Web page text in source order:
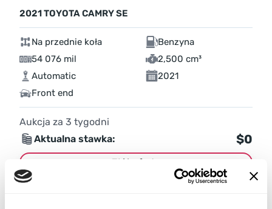
2021 TOYOTA CAMRY SE
Na przednie koła
Benzyna
54 076 mil
2,500 cm³
Automatic
2021
Front end
Aukcja za 3 tygodni
Aktualna stawka:
$0
Złóż ofertę